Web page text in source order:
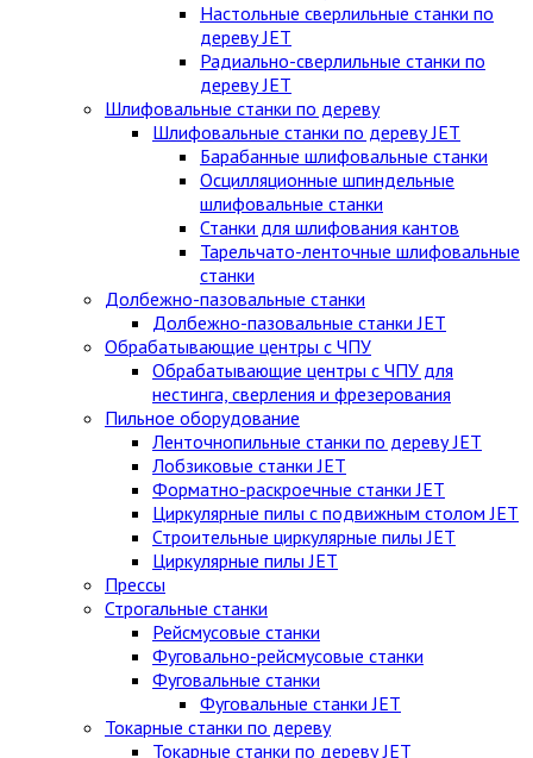
Настольные сверлильные станки по
дереву JET
Радиально-сверлильные станки по
дереву JET
Шлифовальные станки по дереву
Шлифовальные станки по дереву JET
Барабанные шлифовальные станки
Осцилляционные шпиндельные
шлифовальные станки
Станки для шлифования кантов
Тарельчато-ленточные шлифовальные
станки
Долбежно-пазовальные станки
Долбежно-пазовальные станки JET
Обрабатывающие центры с ЧПУ
Обрабатывающие центры с ЧПУ для
нестинга, сверления и фрезерования
Пильное оборудование
Ленточнопильные станки по дереву JET
Лобзиковые станки JET
Форматно-раскроечные станки JET
Циркулярные пилы c подвижным столом JET
Строительные циркулярные пилы JET
Циркулярные пилы JET
Прессы
Строгальные станки
Рейсмусовые станки
Фуговально-рейсмусовые станки
Фуговальные станки
Фуговальные станки JET
Токарные станки по дереву
Токарные станки по дереву JET